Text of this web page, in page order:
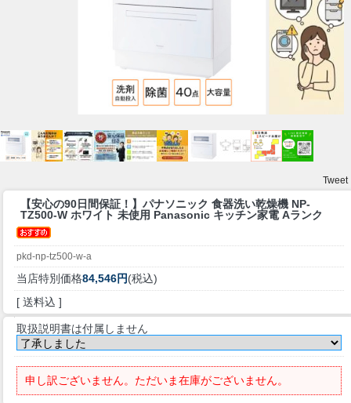
Tweet
【安心の90日間保証！】 パナソニック 食器洗い乾燥機 NP-
TZ500-W ホワイト 未使用 Panasonic キッチン家電 Aランク
pkd-np-tz500-w-a
当店特別価格84,546円(税込)
[ 送料込 ]
取扱説明書は付属しません
申し訳ございません。ただいま在庫がございません。